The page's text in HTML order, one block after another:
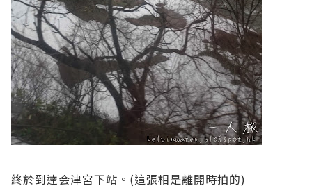
終於到達会津宮下站。(這張相是離開時拍的)